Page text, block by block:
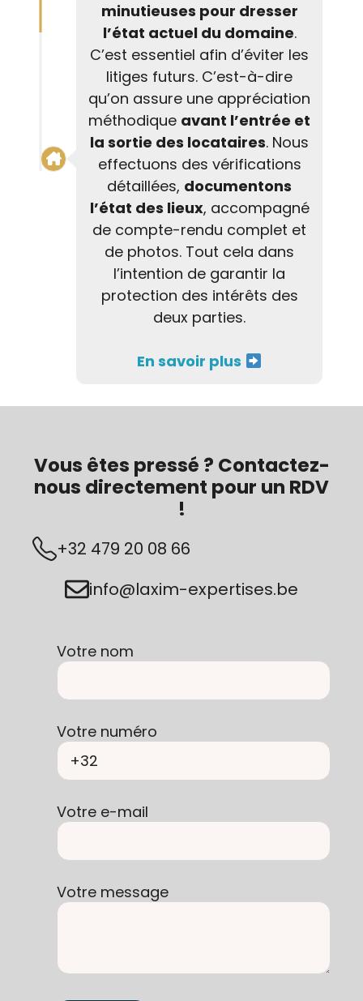
minutieuses pour dresser
l’état actuel du domaine.
C’est essentiel afin d’éviter les
litiges futurs. C’est-à-dire
qu’on assure une appréciation
méthodique avant l’entrée et
la sortie des locataires. Nous
effectuons des vérifications
détaillées, documentons
l’état des lieux, accompagné
de compte-rendu complet et
de photos. Tout cela dans
l’intention de garantir la
protection des intérêts des
deux parties.
En savoir plus
Vous êtes pressé ? Contactez-
nous directement pour un RDV
!
+32 479 20 08 66
info@laxim-expertises.be
Votre nom
Votre numéro
Votre e-mail
Votre message